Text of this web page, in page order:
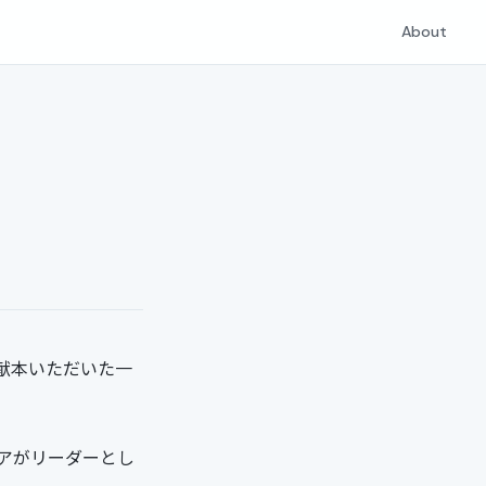
About
本いただいた一
がリーダーとし